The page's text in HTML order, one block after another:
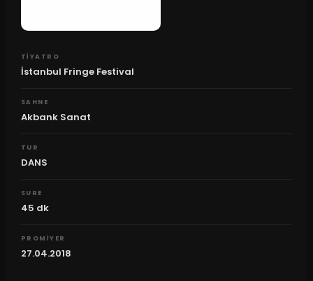
TIYATRO
İstanbul Fringe Festival
SAHNE
Akbank Sanat
TUR
DANS
SURE
45 dk
PROMIYER
27.04.2018